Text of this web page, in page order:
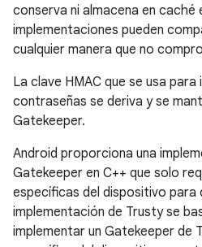
conserva ni almacena en caché
implementaciones pueden
cualquier manera que no
La clave HMAC que se usa
contraseñas se deriva y se
Gatekeeper.
Android proporciona una
Gatekeeper en C++ que solo
específicas del dispositivo para
implementación de Trusty se
implementar un Gatekeeper de